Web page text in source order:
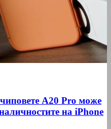
A20 Pro може
на iPhone